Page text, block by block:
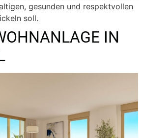
gesunden und respektvollen
soll.
IN